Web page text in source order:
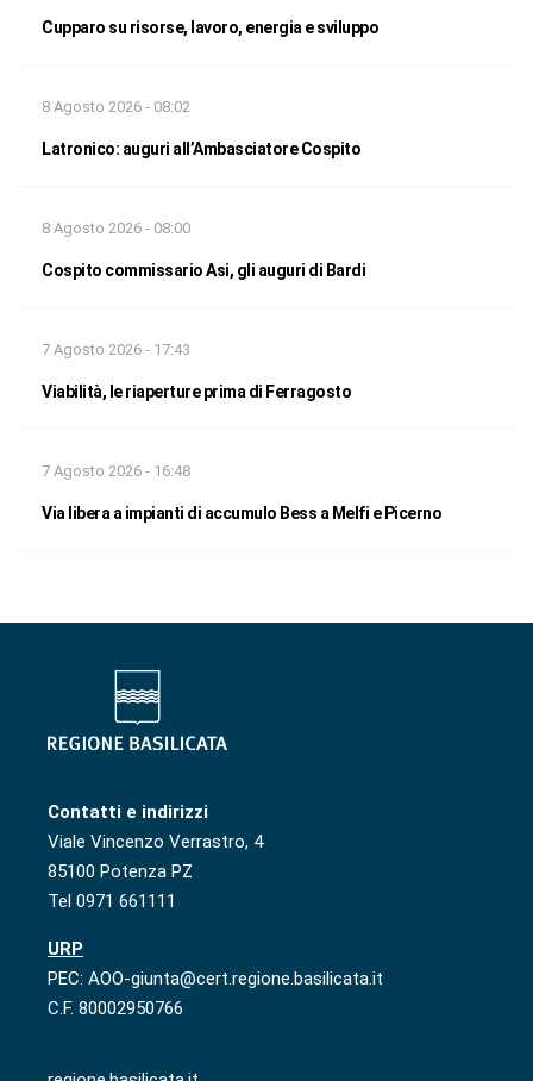
Cupparo su risorse, lavoro, energia e sviluppo
8 Agosto 2026 - 08:02
Latronico: auguri all’Ambasciatore Cospito
8 Agosto 2026 - 08:00
Cospito commissario Asi, gli auguri di Bardi
7 Agosto 2026 - 17:43
Viabilità, le riaperture prima di Ferragosto
7 Agosto 2026 - 16:48
Via libera a impianti di accumulo Bess a Melfi e Picerno
Contatti e indirizzi
Viale Vincenzo Verrastro, 4
85100 Potenza PZ
Tel 0971 661111
URP
PEC: AOO-giunta@cert.regione.basilicata.it
C.F. 80002950766